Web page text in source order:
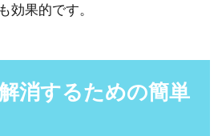
合肌の正しいスキンケアを伝授！
見たときに、「頬はカサカサしているの
鼻の上だけはテカッている…」という方は
せんか？こ...
効果的です。
消するための簡単